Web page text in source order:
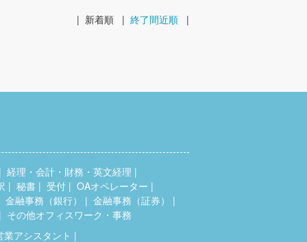
| 新着順 | 終了間近順 |
経理・会計・財務・英文経理
秘書 受付
OAオペレーター
金融事務（銀行）
金融事務（証券）
その他オフィスワーク・事務
業アシスタント